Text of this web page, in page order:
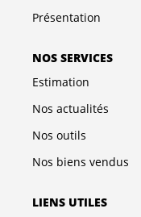
Présentation
NOS SERVICES
Estimation
Nos actualités
Nos outils
Nos biens vendus
LIENS UTILES